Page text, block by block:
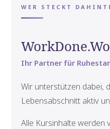
WER STECKT
Ihr Partner für
Wir unterstützen dabei,
Lebensabschnitt aktiv
Alle Kursinhalte werden